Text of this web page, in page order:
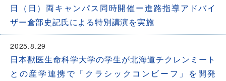
日（日）両キャンパス同時開催ー進路指導アドバイ
ザー倉部史記氏による特別講演を実施
2025.8.29
日本獣医生命科学大学の学生が北海道チクレンミート
との産学連携で「クラシックコンビーフ」を開発